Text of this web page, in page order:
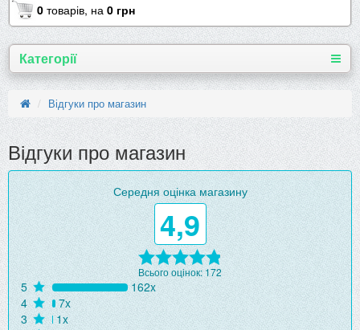
0 товарів, на 0 грн
Категорії
Відгуки про магазин
Відгуки про магазин
Середня оцінка магазину
4,9
Всього оцінок: 172
5
162x
4
7x
3
1x